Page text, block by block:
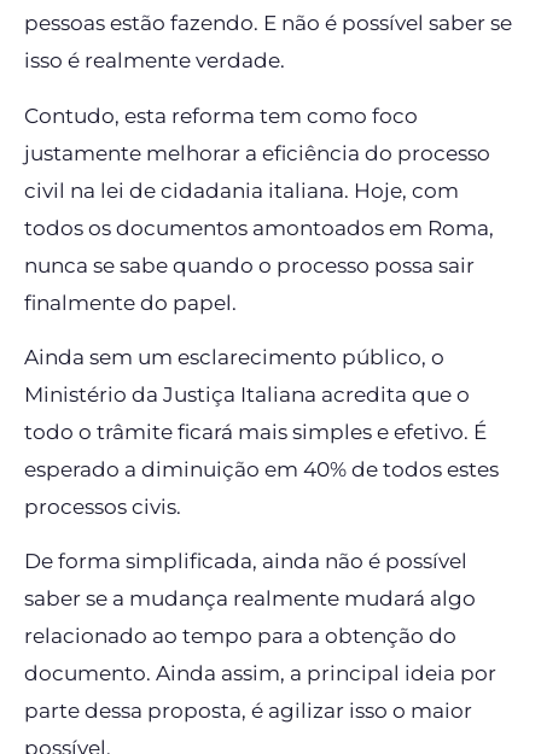
pessoas estão fazendo. E não é possível saber se
isso é realmente verdade.
Contudo, esta reforma tem como foco
justamente melhorar a eficiência do processo
civil na lei de cidadania italiana. Hoje, com
todos os documentos amontoados em Roma,
nunca se sabe quando o processo possa sair
finalmente do papel.
Ainda sem um esclarecimento público, o
Ministério da Justiça Italiana acredita que o
todo o trâmite ficará mais simples e efetivo. É
esperado a diminuição em 40% de todos estes
processos civis.
De forma simplificada, ainda não é possível
saber se a mudança realmente mudará algo
relacionado ao tempo para a obtenção do
documento. Ainda assim, a principal ideia por
parte dessa proposta, é agilizar isso o maior
possível.